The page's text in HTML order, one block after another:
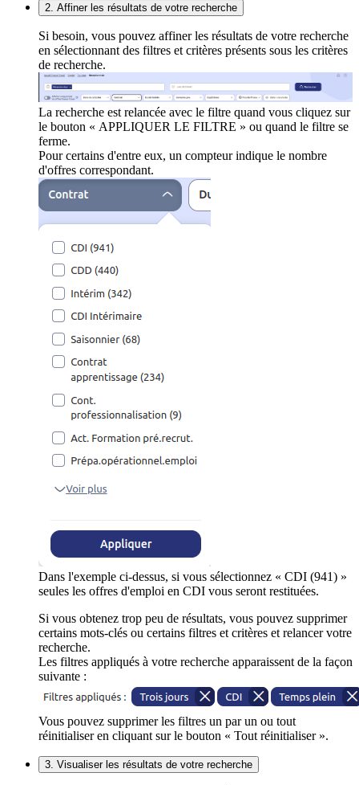
2. Affiner les résultats de votre recherche
Si besoin, vous pouvez affiner les résultats de votre recherche
en sélectionnant des filtres et critères présents sous les critères
de recherche.
La recherche est relancée avec le filtre quand vous cliquez sur
le bouton « APPLIQUER LE FILTRE » ou quand le filtre se
ferme.
Pour certains d'entre eux, un compteur indique le nombre
d'offres correspondant.
Dans l'exemple ci-dessus, si vous sélectionnez « CDI (941) »
seules les offres d'emploi en CDI vous seront restituées.
Si vous obtenez trop peu de résultats, vous pouvez supprimer
certains mots-clés ou certains filtres et critères et relancer votre
recherche.
Les filtres appliqués à votre recherche apparaissent de la façon
suivante :
Vous pouvez supprimer les filtres un par un ou tout
réinitialiser en cliquant sur le bouton « Tout réinitialiser ».
3. Visualiser les résultats de votre recherche